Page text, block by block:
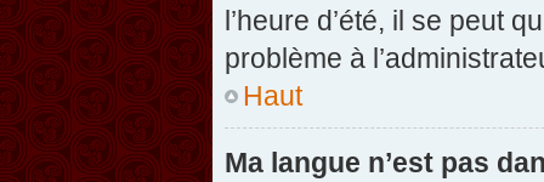
l’heure d’été, il se peut
problème à
Haut
Ma langue n’est pas